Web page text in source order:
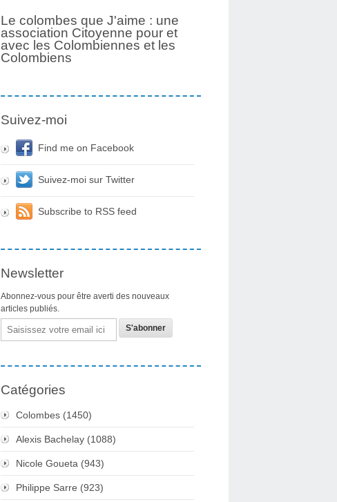
Le colombes que J'aime : une
association Citoyenne pour et
avec les Colombiennes et les
Colombiens
Suivez-moi
Find me on Facebook
Suivez-moi sur Twitter
Subscribe to RSS feed
Newsletter
Abonnez-vous pour être averti des nouveaux
articles publiés.
Email
Catégories
Colombes (1450)
Alexis Bachelay (1088)
Nicole Goueta (943)
Philippe Sarre (923)